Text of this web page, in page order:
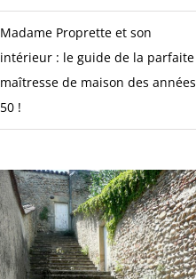
Madame Proprette et son
intérieur : le guide de la parfaite
maîtresse de maison des années
50 !